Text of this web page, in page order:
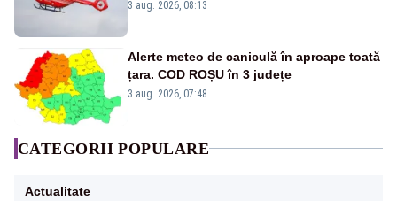
fost solicitat elicopterul SMURD
3 aug. 2026, 08:13
Alerte meteo de caniculă în aproape toată
țara. COD ROȘU în 3 județe
3 aug. 2026, 07:48
CATEGORII POPULARE
Actualitate